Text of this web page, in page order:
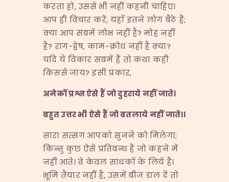
करता हो, उससे भी नहीं कहनी चाहिए।
आप ही विचार करें, यहाँ इतने लोग बैठे हैं;
क्या आप सबमें लोभ नहीं है? मोह नहीं
है? राग-द्वेष, काम-क्रोध नहीं है क्या?
यदि ये विकार सबमें हैं तो कथा कही
किससे जाय? इसी प्रकार,
अनेकों प्रश्न ऐसे हैं जो दुहराये नहीं जाते।
बहुत उत्तर भी ऐसे हैं जो बतलाये नहीं जाते।।
सारा सत्संग आपको सुनने को मिलेगा;
किन्तु कुछ ऐसे प्रतिबन्ध हैं जो कहने में
नहीं आते। वे केवल साधकों के लिये हैं।
भूमि तैयार नहीं है, उसमें बीज डाल दें तो